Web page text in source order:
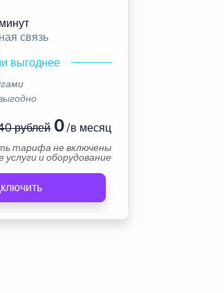
минут
связь
выгоднее
рублей0/в месяц
тарифа не включены
и оборудование